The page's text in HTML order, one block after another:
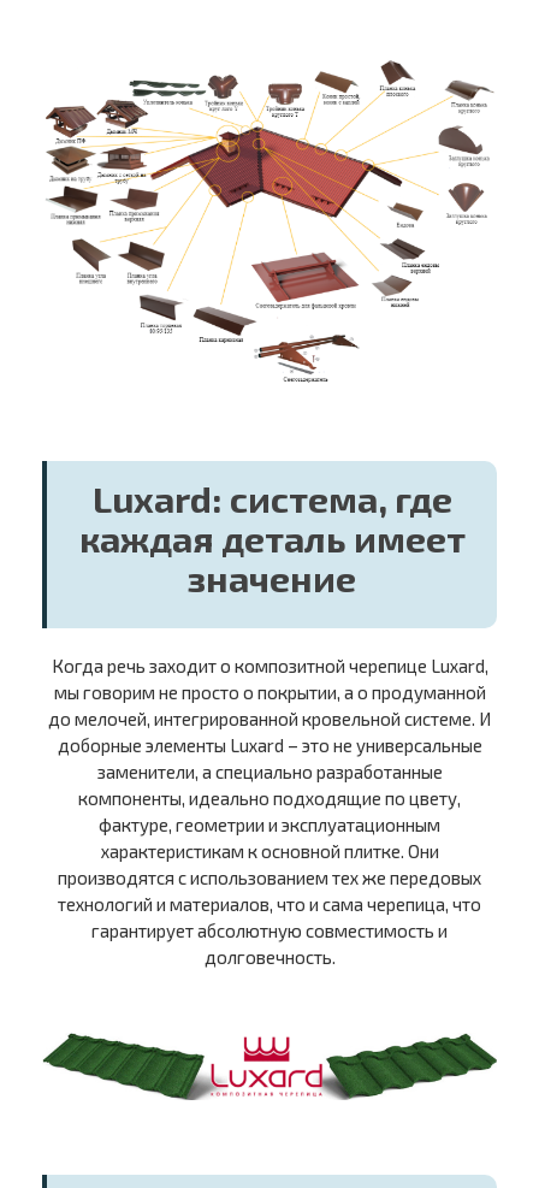
Luxard: система, где
каждая деталь имеет
значение
Когда речь заходит о композитной черепице Luxard,
мы говорим не просто о покрытии, а о продуманной
до мелочей, интегрированной кровельной системе. И
доборные элементы Luxard – это не универсальные
заменители, а специально разработанные
компоненты, идеально подходящие по цвету,
фактуре, геометрии и эксплуатационным
характеристикам к основной плитке. Они
производятся с использованием тех же передовых
технологий и материалов, что и сама черепица, что
гарантирует абсолютную совместимость и
долговечность.